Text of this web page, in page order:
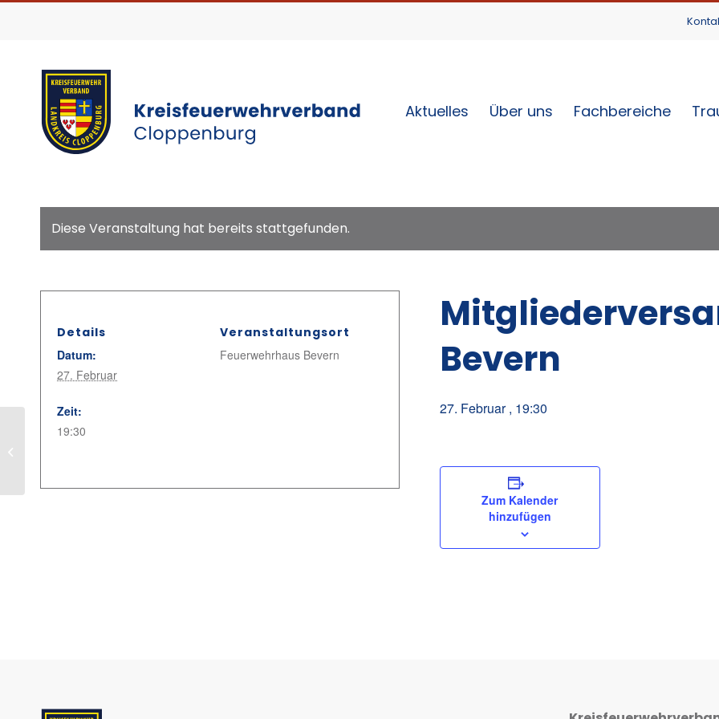
Aktuelles Über uns Fachbereiche
Diese Veranstaltung hat bereits stattgefunden.
Bevern
27. Februar , 19:30
Zum Kalender
hinzufügen
Details
Datum:
27. Februar
Zeit:
19:30
Veranstaltungsort
Feuerwehrhaus Bevern